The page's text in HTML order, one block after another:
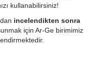
kullanabilirsiniz!
incelendikten sonra
için Ar-Ge birimimiz